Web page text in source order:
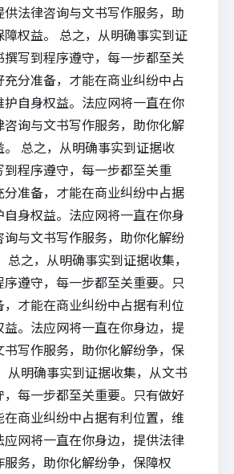
法律咨询与文书写作服务，助
权益。 总之，从明确事实到证
写到程序遵守，每一步都至关
分准备，才能在商业纠纷中占
自身权益。法应网将一直在你
咨询与文书写作服务，助你化解
总之，从明确事实到证据收
程序遵守，每一步都至关重
准备，才能在商业纠纷中占据
身权益。法应网将一直在你身
与文书写作服务，助你化解纷
之，从明确事实到证据收集，
遵守，每一步都至关重要。只
才能在商业纠纷中占据有利位
。法应网将一直在你身边，提
写作服务，助你化解纷争，保
从明确事实到证据收集，从文书
每一步都至关重要。只有做好
在商业纠纷中占据有利位置，维
网将一直在你身边，提供法律
务，助你化解纷争，保障权